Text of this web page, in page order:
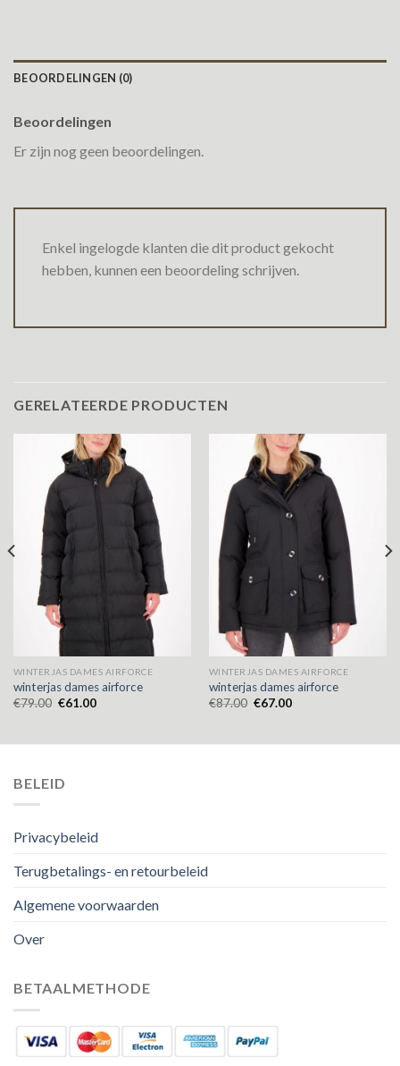
BEOORDELINGEN (0)
Beoordelingen
Er zijn nog geen beoordelingen.
Enkel ingelogde klanten die dit product gekocht
hebben, kunnen een beoordeling schrijven.
GERELATEERDE PRODUCTEN
WINTERJAS DAMES AIRFORCE
winterjas dames airforce
€79.00 €61.00
WINTERJAS DAMES AIRFORCE
winterjas dames airforce
€87.00 €67.00
BELEID
Privacybeleid
Terugbetalings- en retourbeleid
Algemene voorwaarden
Over
BETAALMETHODE